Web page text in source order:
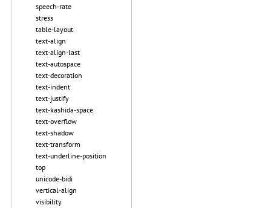
speech-rate
stress
table-layout
text-align
text-align-last
text-autospace
text-decoration
text-indent
text-justify
text-kashida-space
text-overflow
text-shadow
text-transform
text-underline-position
top
unicode-bidi
vertical-align
visibility